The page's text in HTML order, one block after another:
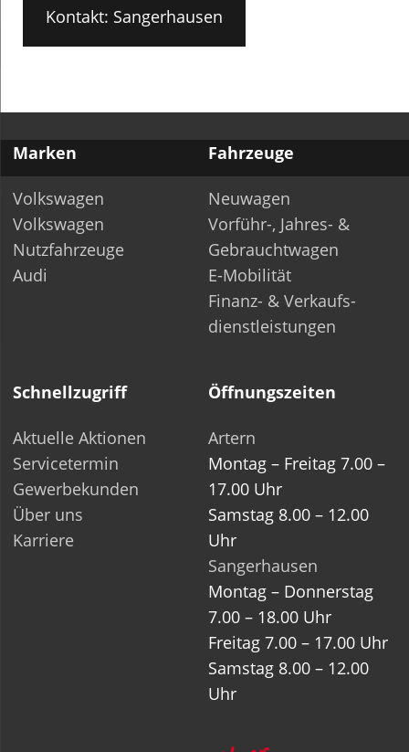
Kontakt: Sangerhausen
Marken
Volkswagen
Volkswagen
Nutzfahrzeuge
Audi
Fahrzeuge
Neuwagen
Vorführ-, Jahres- &
Gebrauchtwagen
E-Mobilität
Finanz- & Verkaufs­-
dienstleistungen
Schnellzugriff
Aktuelle Aktionen
Servicetermin
Gewerbekunden
Über uns
Karriere
Öffnungszeiten
Artern
Montag – Freitag 7.00 –
17.00 Uhr
Samstag 8.00 – 12.00
Uhr
Sangerhausen
Montag – Donnerstag
7.00 – 18.00 Uhr
Freitag 7.00 – 17.00 Uhr
Samstag 8.00 – 12.00
Uhr